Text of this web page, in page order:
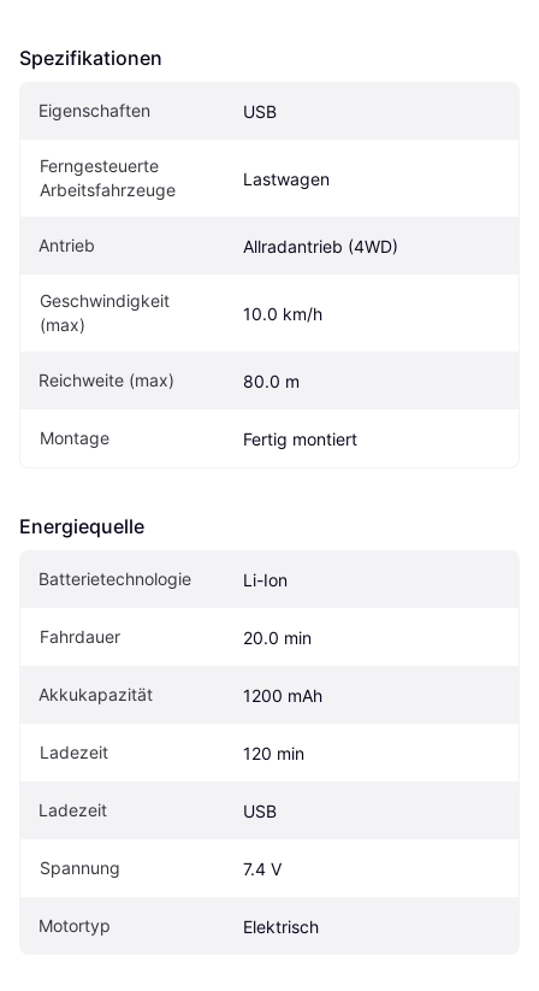
Spezifikationen
Eigenschaften USB
Ferngesteuerte
Arbeitsfahrzeuge
Lastwagen
Antrieb Allradantrieb (4WD)
Geschwindigkeit
(max)
10.0 km/h
Reichweite (max) 80.0 m
Montage Fertig montiert
Energiequelle
Batterietechnologie Li-Ion
Fahrdauer 20.0 min
Akkukapazität 1200 mAh
Ladezeit 120 min
Ladezeit USB
Spannung 7.4 V
Motortyp Elektrisch